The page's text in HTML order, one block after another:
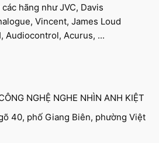
hãng như JVC, Davis
Vincent, James Loud
Audiocontrol, Acurus, ...
NGHỆ NGHE NHÌN ANH KIỆT
40, phố Giang Biên, phường Việt